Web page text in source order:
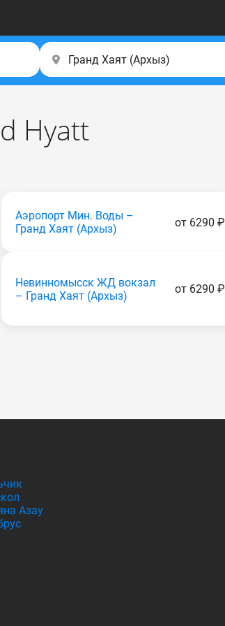
Hyatt
Аэропорт Мин. Воды –
Гранд Хаят (Apxыз)
от 6290 ₽
Невинномысск ЖД вокзал
– Гранд Хаят (Apxыз)
от 6290 ₽
Азау